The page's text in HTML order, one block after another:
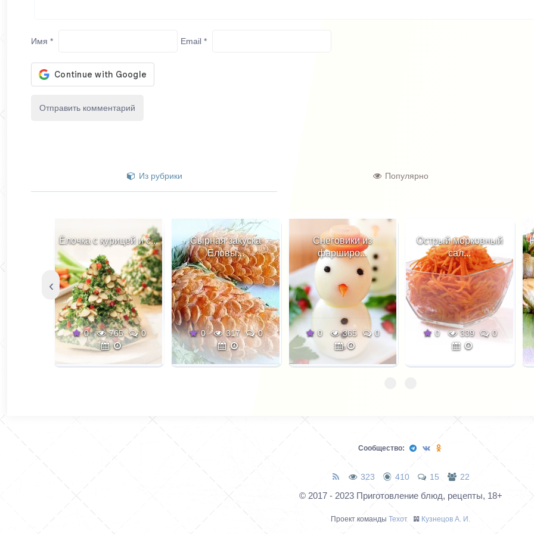
Имя * Email *
Из рубрики Популярно
Ёлочка с курицей и с...
0 765 0
Сырная закуска
Еловы...
0 317 0
Снеговики из
фарширо...
0 365 0
Острый морковный
сал...
0 339 0
‹
Сообщество:
323 410 15 22
© 2017 - 2023 Приготовление блюд, рецепты, 18+
Проект команды Техот 𝌴 Кузнецов А. И.